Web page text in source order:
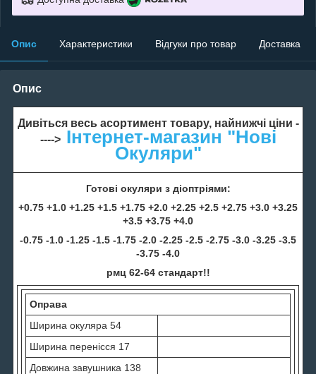
Опис Характеристики Відгуки про товар Доставка
Опис
Дивіться весь асортимент товару, найнижчі ціни -
----> Інтернет-магазин "Нові
Окуляри"
Готові окуляри з діоптріями:
+0.75 +1.0 +1.25 +1.5 +1.75 +2.0 +2.25 +2.5 +2.75 +3.0 +3.25
+3.5 +3.75 +4.0
-0.75 -1.0 -1.25 -1.5 -1.75 -2.0 -2.25 -2.5 -2.75 -3.0 -3.25 -3.5
-3.75 -4.0
рмц 62-64 стандарт!!
Оправа
Ширина окуляра 54
Ширина перенісся 17
Довжина завушника 138